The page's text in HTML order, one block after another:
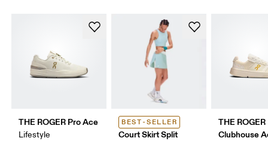
THE ROGER Pro Ace
Lifestyle
BEST-SELLER
Court Skirt Split
THE ROGER
Clubhouse